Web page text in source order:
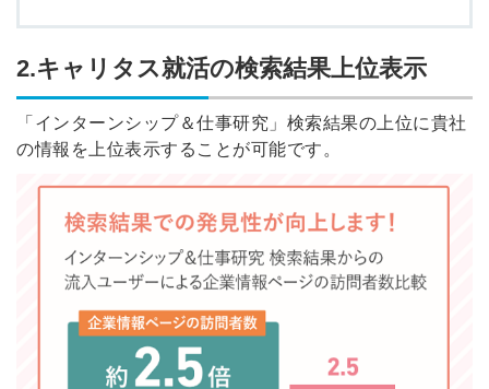
2.キャリタス就活の検索結果上位表示
「インターンシップ＆仕事研究」検索結果の上位に貴社
の情報を上位表示することが可能です。